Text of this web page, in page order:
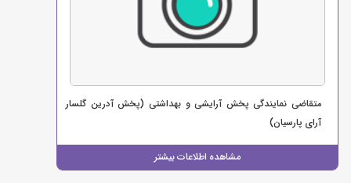
مشاهده اطلاعات بیشتر
متقاضی نمایندگی پخش آرایشی و بهداشتی (پخش آدرین گلسار
آرای پارسیان)